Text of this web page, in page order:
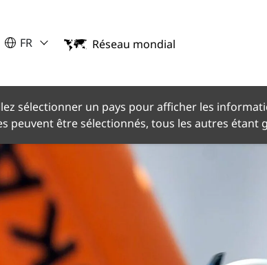
VEUILLEZ SÉLECTIONNER UNE LANGUE
FR
English
Italiano
Türkçe
本語
국어
文
Réseau mondial
sélectionner un pays pour afficher les
peuvent être sélectionnés, tous les autres étant